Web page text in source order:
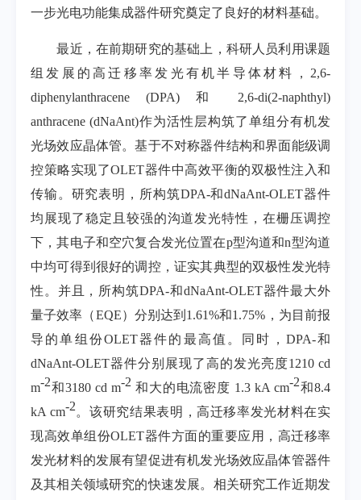
一步光电功能集成器件研究奠定了良好的材料基础。
最近，在前期研究的基础上，科研人员利用课题
组发展的高迁移率发光有机半导体材料， 2,6-
diphenylanthracene (DPA) 和
2,6-di(2-naphthyl)
anthracene (dNaAnt)作为活性层构筑了单组分有机发
光场效应晶体管。基于不对称器件结构和界面能级调
控策略实现了OLET器件中高效平衡的双极性注入和
传输。研究表明，所构筑DPA-和dNaAnt-OLET器件
均展现了稳定且较强的沟道发光特性，在栅压调控
下，其电子和空穴复合发光位置在p型沟道和n型沟道
中均可得到很好的调控，证实其典型的双极性发光特
性。并且，所构筑DPA-和dNaAnt-OLET器件最大外
量子效率（EQE）分别达到 1.61%和1.75% ，为目前报
导的单组份OLET器件的最高值。同时， DPA-和
dNaAnt-OLET器件分别展现了高的发光亮度1210 cd
m-2和3180 cd m-2 和大的电流密度 1.3 kA cm-2和8.4
kA cm-2。该研究结果表明，高迁移率发光材料在实
现高效单组份OLET器件方面的重要应用，高迁移率
发光材料的发展有望促进有机发光场效应晶体管器件
及其相关领域研究的快速发展。相关研究工作近期发